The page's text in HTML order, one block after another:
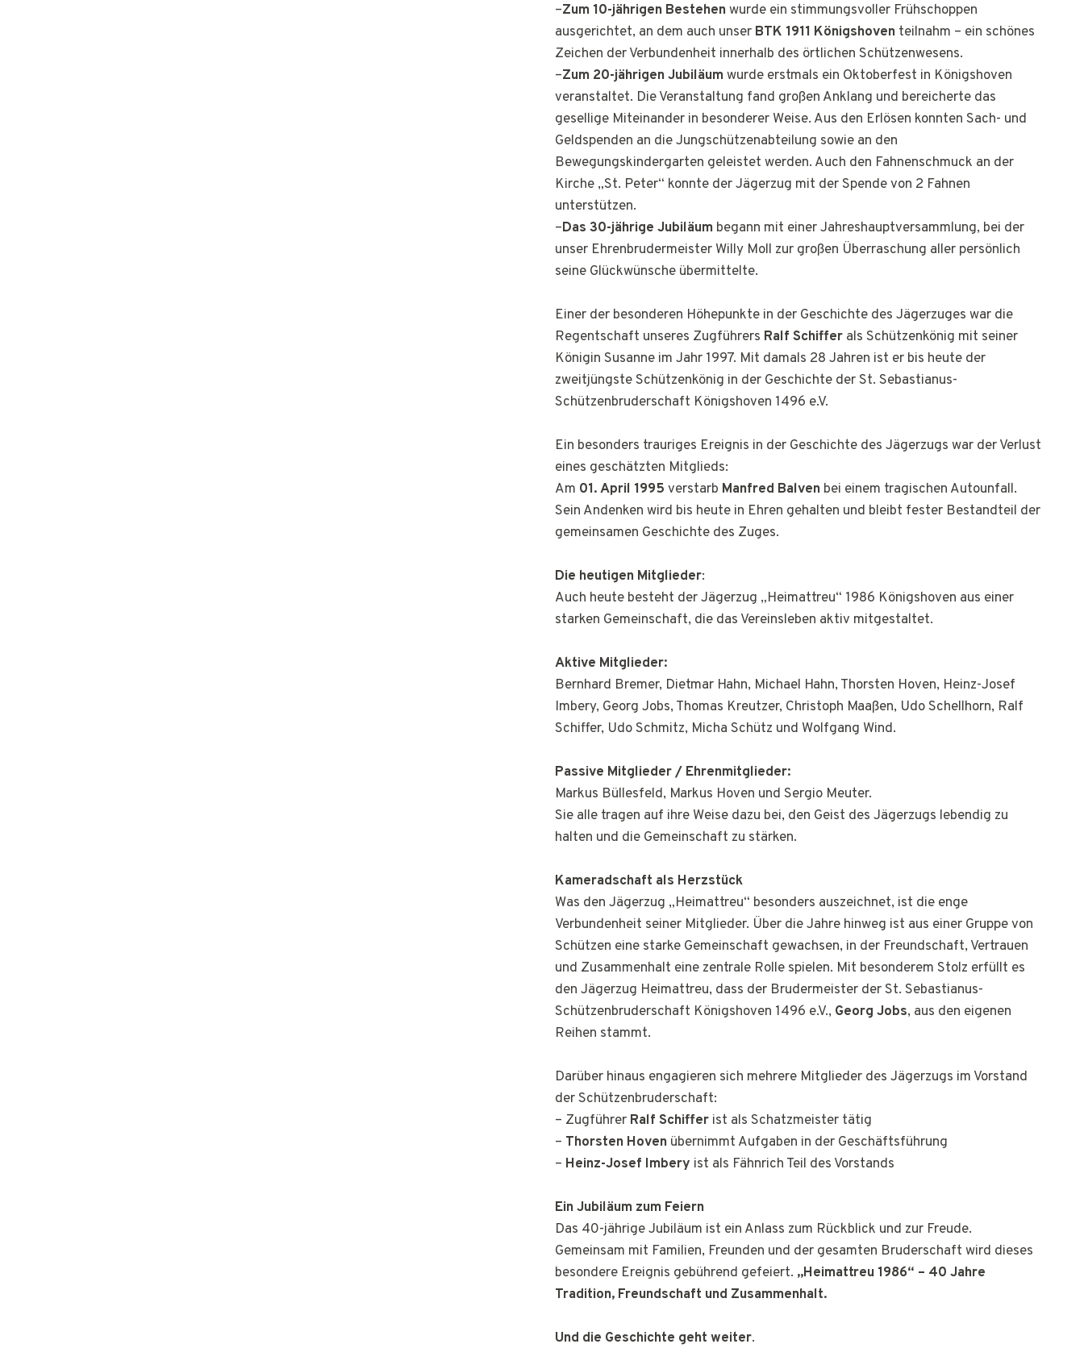
–Zum 10-jährigen Bestehenwurde ein stimmungsvoller Frühschoppen
ausgerichtet, an dem auch unser BTK 1911 Königshoven teilnahm – ein schönes
Zeichen der Verbundenheit innerhalb des örtlichen Schützenwesens.
–Zum 20-jährigen Jubiläumwurde erstmals ein Oktoberfest in Königshoven
veranstaltet. Die Veranstaltung fand großen Anklang und bereicherte das
gesellige Miteinander in besonderer Weise. Aus den Erlösen konnten Sach- und
Geldspenden an die Jungschützenabteilung sowie an den
Bewegungskindergarten geleistet werden. Auch den Fahnenschmuck an der
Kirche „St. Peter“ konnte der Jägerzug mit der Spende von 2 Fahnen
unterstützen.
–Das 30-jährige Jubiläum begann mit einer Jahreshauptversammlung, bei der
unser Ehrenbrudermeister Willy Moll zur großen Überraschung aller persönlich
seine Glückwünsche übermittelte.
Einer der besonderen Höhepunkte in der Geschichte des Jägerzuges war die
Regentschaft unseres Zugführers Ralf Schiffer als Schützenkönig mit seiner
Königin Susanne im Jahr 1997. Mit damals 28 Jahren ist er bis heute der
zweitjüngste Schützenkönig in der Geschichte der St. Sebastianus-
Schützenbruderschaft Königshoven 1496 e.V.
Ein besonders trauriges Ereignis in der Geschichte des Jägerzugs war der Verlust
eines geschätzten Mitglieds:
Am 01. April 1995 verstarb Manfred Balven bei einem tragischen Autounfall.
Sein Andenken wird bis heute in Ehren gehalten und bleibt fester Bestandteil der
gemeinsamen Geschichte des Zuges.
Die heutigen Mitglieder:
Auch heute besteht der Jägerzug „Heimattreu“ 1986 Königshoven aus einer
starken Gemeinschaft, die das Vereinsleben aktiv mitgestaltet.
Aktive Mitglieder:
Bernhard Bremer, Dietmar Hahn, Michael Hahn, Thorsten Hoven, Heinz-Josef
Imbery, Georg Jobs, Thomas Kreutzer, Christoph Maaßen, Udo Schellhorn, Ralf
Schiffer, Udo Schmitz, Micha Schütz und Wolfgang Wind.
Passive Mitglieder / Ehrenmitglieder:
Markus Büllesfeld, Markus Hoven und Sergio Meuter.
Sie alle tragen auf ihre Weise dazu bei, den Geist des Jägerzugs lebendig zu
halten und die Gemeinschaft zu stärken.
Kameradschaft als Herzstück
Was den Jägerzug „Heimattreu“ besonders auszeichnet, ist die enge
Verbundenheit seiner Mitglieder. Über die Jahre hinweg ist aus einer Gruppe von
Schützen eine starke Gemeinschaft gewachsen, in der Freundschaft, Vertrauen
und Zusammenhalt eine zentrale Rolle spielen. Mit besonderem Stolz erfüllt es
den Jägerzug Heimattreu, dass der Brudermeister der St. Sebastianus-
Schützenbruderschaft Königshoven 1496 e.V., Georg Jobs, aus den eigenen
Reihen stammt.
Darüber hinaus engagieren sich mehrere Mitglieder des Jägerzugs im Vorstand
der Schützenbruderschaft:
– Zugführer Ralf Schiffer ist als Schatzmeister tätig
– Thorsten Hoven übernimmt Aufgaben in der Geschäftsführung
– Heinz-Josef Imbery ist als Fähnrich Teil des Vorstands
Ein Jubiläum zum Feiern
Das 40-jährige Jubiläum ist ein Anlass zum Rückblick und zur Freude.
Gemeinsam mit Familien, Freunden und der gesamten Bruderschaft wird dieses
besondere Ereignis gebührend gefeiert. „Heimattreu 1986“ – 40 Jahre
Tradition, Freundschaft und Zusammenhalt.
Und die Geschichte geht weiter.